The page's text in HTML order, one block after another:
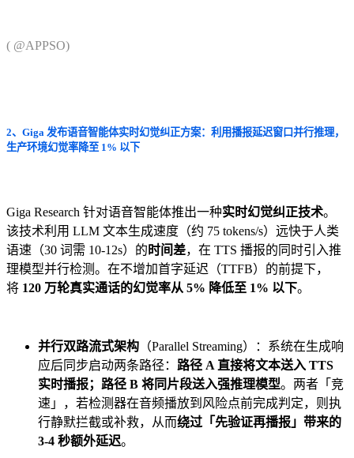
( @APPSO)
2、Giga 发布语音智能体实时幻觉纠正方案：利用播报延迟窗口并行推理，
生产环境幻觉率降至 1% 以下
Giga Research 针对语音智能体推出一种实时幻觉纠正技术。
该技术利用 LLM 文本生成速度（约 75 tokens/s）远快于人类
语速（30 词需 10-12s）的 时间差，在 TTS 播报的同时引入推
理模型并行检测。在不增加首字延迟（TTFB）的前提下，
将 120 万轮真实通话的幻觉率从 5% 降低至 1% 以下。
并行双路流式架构 （Parallel Streaming）：系统在生成响
应后同步启动两条路径： 路径 A 直接将文本送入 TTS
实时播报；路径 B 将同片段送入强推理模型。两者「竞
速」，若检测器在音频播放到风险点前完成判定，则执
行静默拦截或补救，从而绕过「先验证再播报」带来的
3-4 秒额外延迟。